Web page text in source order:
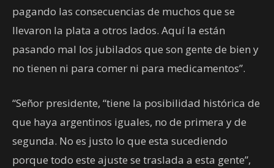
pagando las consecuencias de muchos que se
llevaron la plata a otros lados. Aquí la están
pasando mal los jubilados que son gente de bien y
no tienen ni para comer ni para medicamentos”.
“Señor presidente, “tiene la posibilidad histórica de
que haya argentinos iguales, no de primera y de
segunda. No es justo lo que esta sucediendo
porque todo este ajuste se traslada a esta gente”,